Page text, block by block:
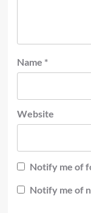
Name *
Website
Notify me of
Notify me of